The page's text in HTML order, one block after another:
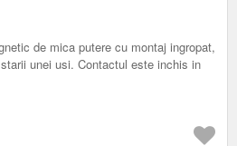
de mica putere cu montaj ingropat,
unei usi. Contactul este inchis in